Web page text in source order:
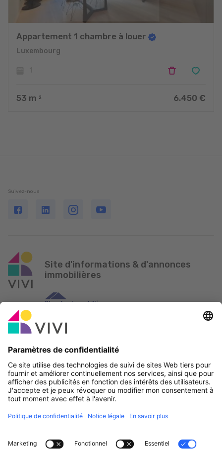
Appartement 1 chambre à louer
Luxembourg
53 m 2 6.450 €
Suivez-nous
Site d'informations & d'annonces
immobilières
Professionnels, devenez membres!